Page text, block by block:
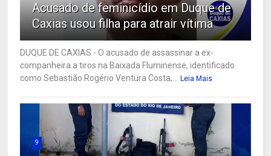
Acusado de feminicídio em Duque de
Caxias usou filha para atrair vítima
DUQUE DE CAXIAS - O acusado de assassinar a ex-
companheira a tiros na Baixada Fluminense, identificado
como Sebastião Rogério Ventura Costa,... Leia Mais
9